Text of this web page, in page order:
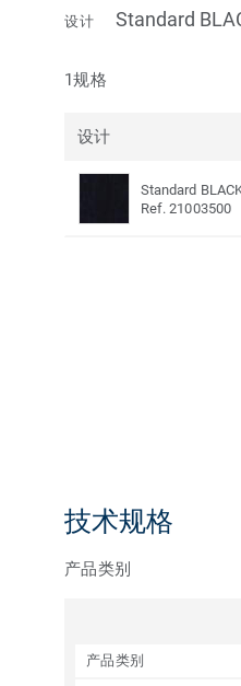
设计 Standard
1规格
设计
Standard
Ref. 21003500
技术规格
产品类别
产品类别